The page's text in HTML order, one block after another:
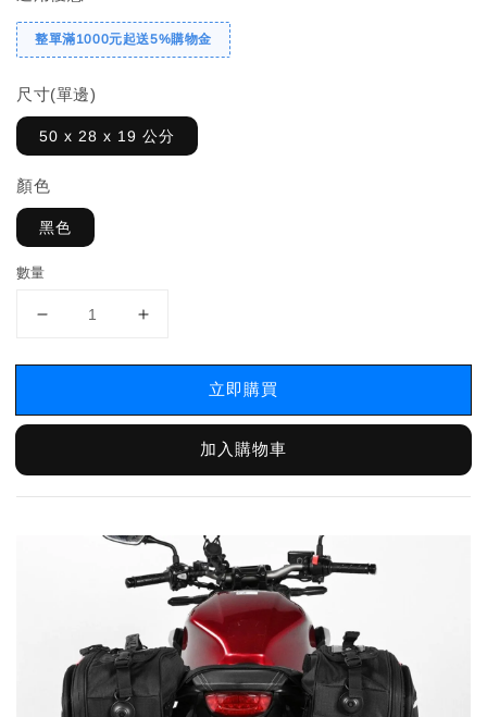
整單滿1000元起送5%購物金
尺寸(單邊)
50 x 28 x 19 公分
顏色
黑色
數量
立即購買
加入購物車